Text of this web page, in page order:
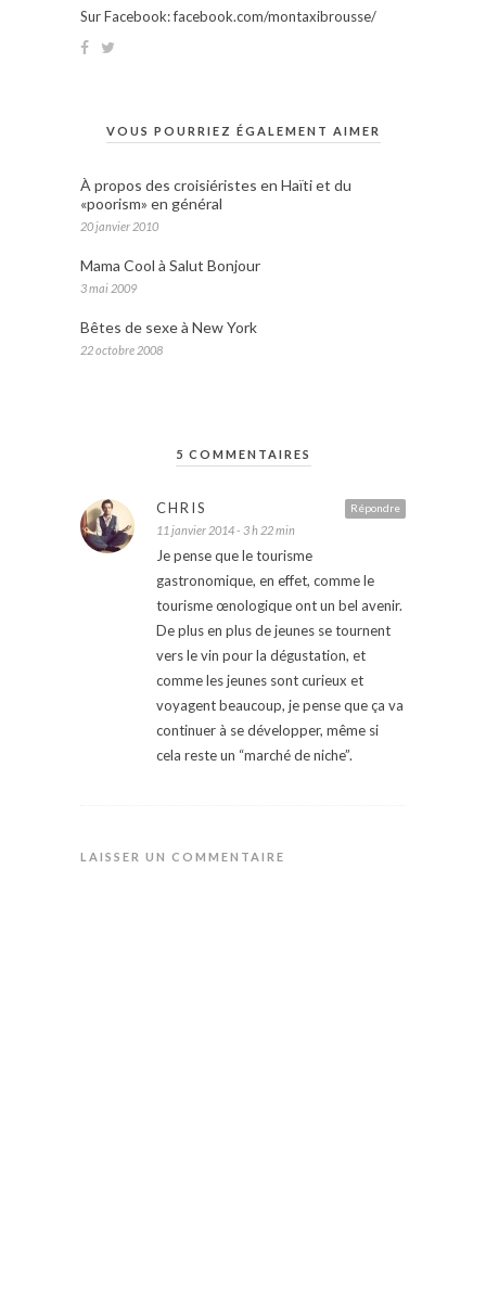
Sur Facebook: facebook.com/montaxibrousse/
VOUS POURRIEZ ÉGALEMENT AIMER
À propos des croisiéristes en Haïti et du
«poorism» en général
20 janvier 2010
Mama Cool à Salut Bonjour
3 mai 2009
Bêtes de sexe à New York
22 octobre 2008
5 COMMENTAIRES
Répondre
CHRIS
11 janvier 2014 - 3 h 22 min
Je pense que le tourisme
gastronomique, en effet, comme le
tourisme œnologique ont un bel avenir.
De plus en plus de jeunes se tournent
vers le vin pour la dégustation, et
comme les jeunes sont curieux et
voyagent beaucoup, je pense que ça va
continuer à se développer, même si
cela reste un “marché de niche”.
LAISSER UN COMMENTAIRE